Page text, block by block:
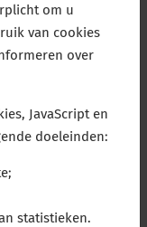
om u
van cookies
over
JavaScript en
doeleinden:
statistieken.